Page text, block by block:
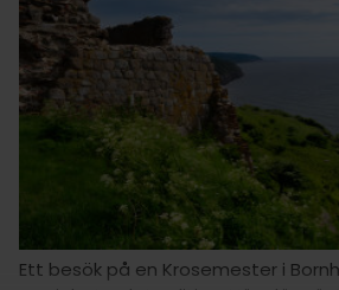
Ett besök på en Krosemester i